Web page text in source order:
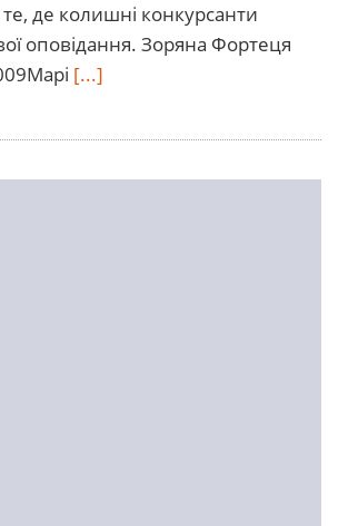
де колишні конкурсанти
оповідання. Зоряна Фортеця
[...]